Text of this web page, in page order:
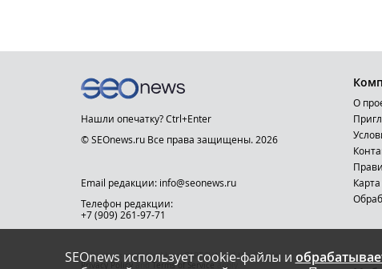
SEOnews использует cookie-файлы и
Нашли опечатку? Ctrl+Enter
© SEOnews.ru Все права защищены. 2026
Email редакции: info@seonews.ru
Телефон редакции:
+7 (909) 261-97-71
This site is protected by reCAPTCHA and the Google
Privacy Policyand Terms of Serviceapply.
О